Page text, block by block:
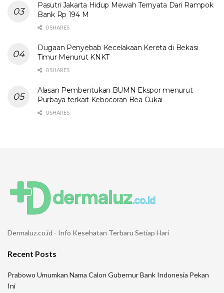
Pasutri Jakarta Hidup Mewah Ternyata Dari Rampok
Bank Rp 194 M
0 SHARES
Dugaan Penyebab Kecelakaan Kereta di Bekasi
Timur Menurut KNKT
0 SHARES
Alasan Pembentukan BUMN Ekspor menurut
Purbaya terkait Kebocoran Bea Cukai
0 SHARES
Dermaluz.co.id - Info Kesehatan Terbaru Setiap Hari
Recent Posts
Prabowo Umumkan Nama Calon Gubernur Bank Indonesia Pekan
Ini